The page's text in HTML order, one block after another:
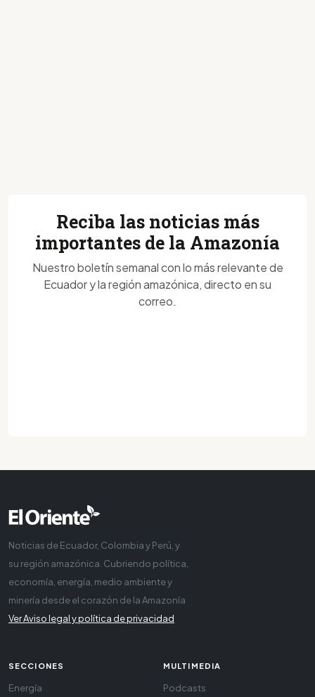
Reciba las noticias más
importantes de la Amazonía
Nuestro boletín semanal con lo más relevante de
Ecuador y la región amazónica, directo en su
correo.
Noticias de Ecuador, Colombia y Perú, y
su región amazónica. Cubriendo política,
economía, energía, medio ambiente y
minería desde el corazón de la Amazonía
Ver Aviso legal y política de privacidad
SECCIONES
Energía
MULTIMEDIA
Podcasts